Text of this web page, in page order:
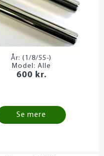
År:(1/8/55-)
Model: Alle
600 kr.
Se mere